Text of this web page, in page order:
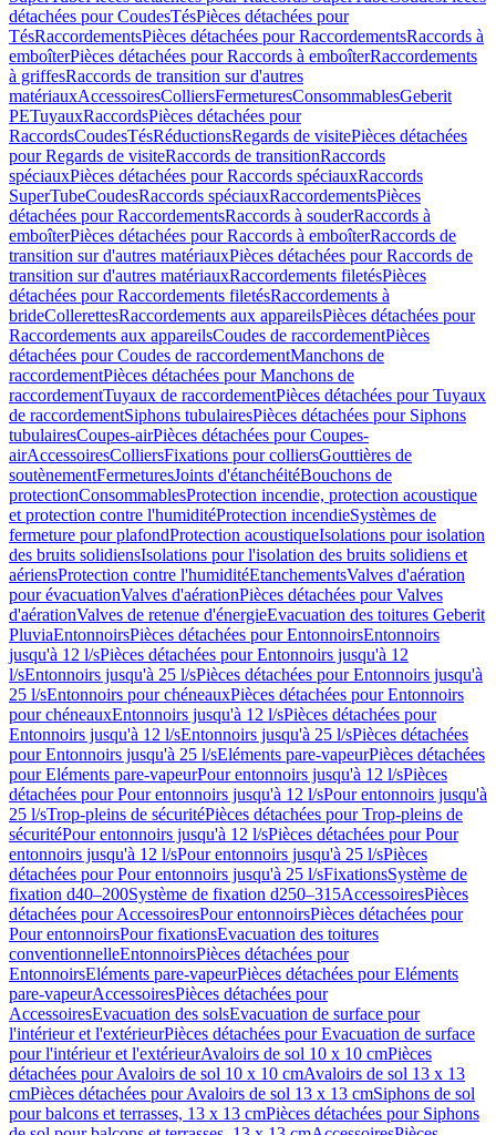
détachées pour CoudesTésPièces détachées pour
TésRaccordementsPièces détachées pour RaccordementsRaccords à
emboîterPièces détachées pour Raccords à emboîterRaccordements
à griffesRaccords de transition sur d'autres
matériauxAccessoiresColliersFermeturesConsommablesGeberit
PETuyauxRaccordsPièces détachées pour
RaccordsCoudesTésRéductionsRegards de visitePièces détachées
pour Regards de visiteRaccords de transitionRaccords
spéciauxPièces détachées pour Raccords spéciauxRaccords
SuperTubeCoudesRaccords spéciauxRaccordementsPièces
détachées pour RaccordementsRaccords à souderRaccords à
emboîterPièces détachées pour Raccords à emboîterRaccords de
transition sur d'autres matériauxPièces détachées pour Raccords de
transition sur d'autres matériauxRaccordements filetésPièces
détachées pour Raccordements filetésRaccordements à
brideCollerettesRaccordements aux appareilsPièces détachées pour
Raccordements aux appareilsCoudes de raccordementPièces
détachées pour Coudes de raccordementManchons de
raccordementPièces détachées pour Manchons de
raccordementTuyaux de raccordementPièces détachées pour Tuyaux
de raccordementSiphons tubulairesPièces détachées pour Siphons
tubulairesCoupes-airPièces détachées pour Coupes-
airAccessoiresColliersFixations pour colliersGouttières de
soutènementFermeturesJoints d'étanchéitéBouchons de
protectionConsommablesProtection incendie, protection acoustique
et protection contre l'humiditéProtection incendieSystèmes de
fermeture pour plafondProtection acoustiqueIsolations pour isolation
des bruits solidiensIsolations pour l'isolation des bruits solidiens et
aériensProtection contre l'humiditéEtanchementsValves d'aération
pour évacuationValves d'aérationPièces détachées pour Valves
d'aérationValves de retenue d'énergieEvacuation des toitures Geberit
PluviaEntonnoirsPièces détachées pour EntonnoirsEntonnoirs
jusqu'à 12 l/sPièces détachées pour Entonnoirs jusqu'à 12
l/sEntonnoirs jusqu'à 25 l/sPièces détachées pour Entonnoirs jusqu'à
25 l/sEntonnoirs pour chéneauxPièces détachées pour Entonnoirs
pour chéneauxEntonnoirs jusqu'à 12 l/sPièces détachées pour
Entonnoirs jusqu'à 12 l/sEntonnoirs jusqu'à 25 l/sPièces détachées
pour Entonnoirs jusqu'à 25 l/sEléments pare-vapeurPièces détachées
pour Eléments pare-vapeurPour entonnoirs jusqu'à 12 l/sPièces
détachées pour Pour entonnoirs jusqu'à 12 l/sPour entonnoirs jusqu'à
25 l/sTrop-pleins de sécuritéPièces détachées pour Trop-pleins de
sécuritéPour entonnoirs jusqu'à 12 l/sPièces détachées pour Pour
entonnoirs jusqu'à 12 l/sPour entonnoirs jusqu'à 25 l/sPièces
détachées pour Pour entonnoirs jusqu'à 25 l/sFixationsSystème de
fixation d40–200Système de fixation d250–315AccessoiresPièces
détachées pour AccessoiresPour entonnoirsPièces détachées pour
Pour entonnoirsPour fixationsEvacuation des toitures
conventionnelleEntonnoirsPièces détachées pour
EntonnoirsEléments pare-vapeurPièces détachées pour Eléments
pare-vapeurAccessoiresPièces détachées pour
AccessoiresEvacuation des solsEvacuation de surface pour
l'intérieur et l'extérieurPièces détachées pour Evacuation de surface
pour l'intérieur et l'extérieurAvaloirs de sol 10 x 10 cmPièces
détachées pour Avaloirs de sol 10 x 10 cmAvaloirs de sol 13 x 13
cmPièces détachées pour Avaloirs de sol 13 x 13 cmSiphons de sol
pour balcons et terrasses, 13 x 13 cmPièces détachées pour Siphons